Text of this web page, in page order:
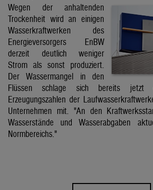
Wegen der anhaltenden
Trockenheit wird an einigen
Wasserkraftwerken des
Energieversorgers EnBW
derzeit deutlich weniger
Strom als sonst produziert.
Der Wassermangel in den
Flüssen schlage sich bereits
Erzeugungszahlen der
Unternehmen mit. "An den
Wasserstände und Wasserabgaben
Normbereichs."